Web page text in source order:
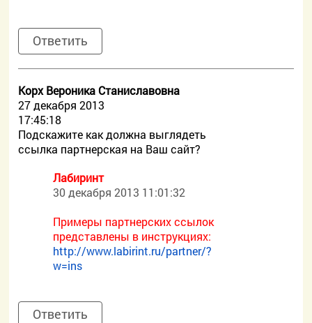
Ответить
Корх Вероника Станиславовна
27 декабря 2013
17:45:18
Подскажите как должна выглядеть
ссылка партнерская на Ваш сайт?
Лабиринт
30 декабря 2013 11:01:32
Примеры партнерских ссылок
представлены в инструкциях:
http://www.labirint.ru/partner/?
w=ins
Ответить